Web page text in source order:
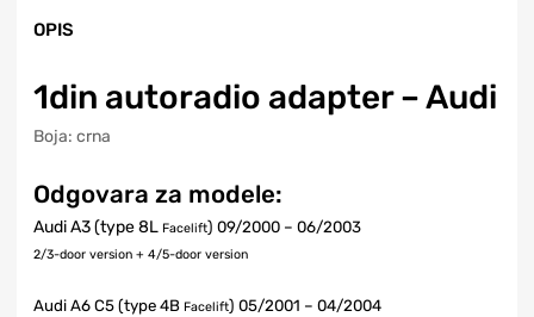
OPIS
1din autoradio adapter – Audi
Boja: crna
Odgovara za modele:
Audi A3 (type 8L Facelift) 09/2000 – 06/2003
2/3-door version + 4/5-door version
Audi A6 C5 (type 4B Facelift) 05/2001 – 04/2004